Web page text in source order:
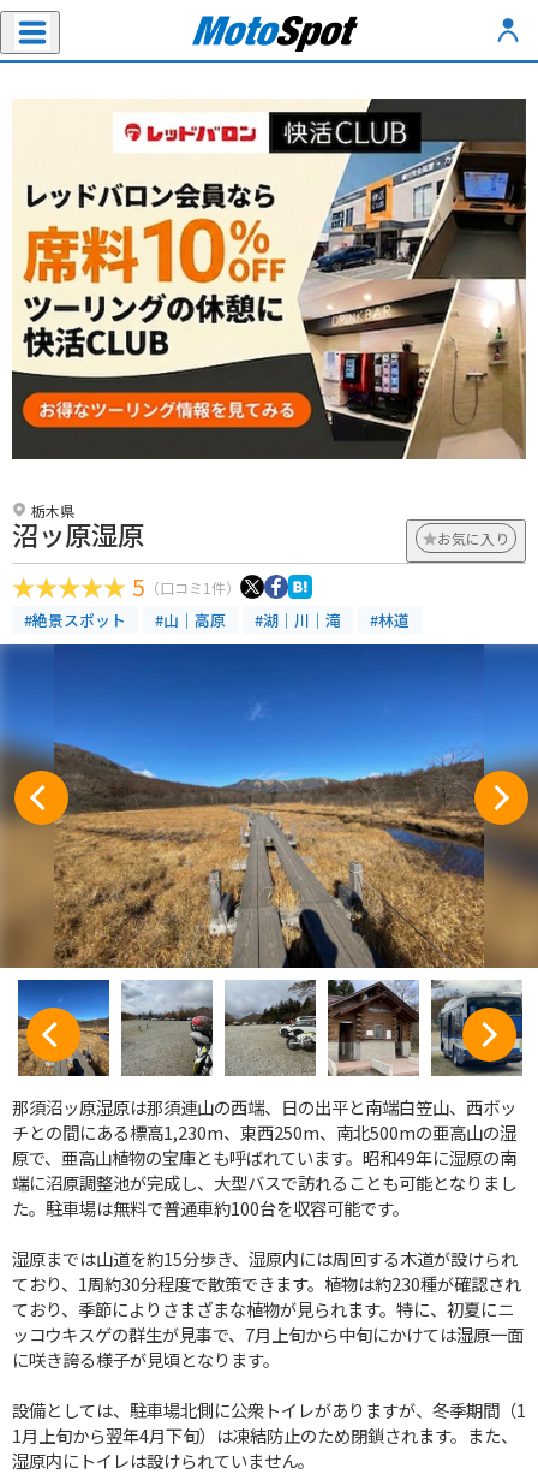
栃木県
沼ッ原湿原 お気に入り
5 （口コミ1件）
#絶景スポット #山｜高原 #湖｜川｜滝 #林道
那須沼ッ原湿原は那須連山の西端、日の出平と南端白笠山、西ボッ
チとの間にある標高1,230m、東西250m、南北500mの亜高山の湿
原で、亜高山植物の宝庫とも呼ばれています。昭和49年に湿原の南
端に沼原調整池が完成し、大型バスで訪れることも可能となりまし
た。駐車場は無料で普通車約100台を収容可能です。
湿原までは山道を約15分歩き、湿原内には周回する木道が設けられ
ており、1周約30分程度で散策できます。植物は約230種が確認され
ており、季節によりさまざまな植物が見られます。特に、初夏にニ
ッコウキスゲの群生が見事で、7月上旬から中旬にかけては湿原一面
に咲き誇る様子が見頃となります。
設備としては、駐車場北側に公衆トイレがありますが、冬季期間（1
1月上旬から翌年4月下旬）は凍結防止のため閉鎖されます。また、
湿原内にトイレは設けられていません。